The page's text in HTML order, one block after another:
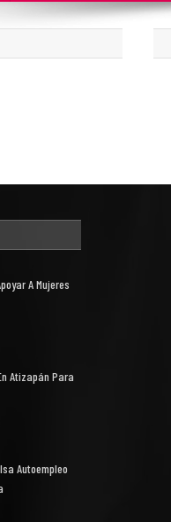
A Mujeres
Atizapán Para
Autoempleo